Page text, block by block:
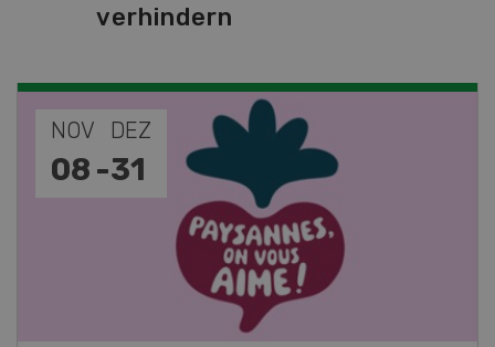
verhindern
NOV
19 -
JAN
28